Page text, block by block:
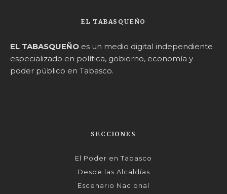
EL TABASQUEÑO
EL TABASQUEÑO es un medio digital independiente
especializado en política, gobierno, economía y
poder público en Tabasco.
SECCIONES
El Poder en Tabasco
Desde las Alcaldías
Escenario Nacional